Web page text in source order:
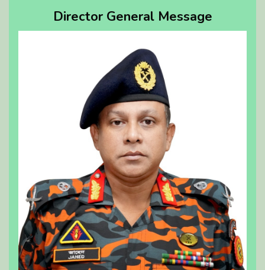
Director General Message